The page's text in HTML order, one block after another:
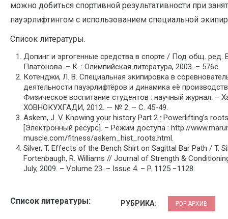
можно добиться спортивной результативности при
пауэрлифтингом с использованием специальной
Список литературы.
Допинг и эргогенные средства в спорте / Под общ. ред.
Платонова. – К. : Олимпийская литература, 2003. – 576с.
Котенджи, Л. В. Специальная экипировка в
деятельности пауэрлифтёров и динамика её
Физическое воспитание студентов : научный журнал. –
ХОВНОКУХГАДИ, 2012. — № 2. – С. 45-49.
Askem, J. V. Knowing your history Part 2 : Powerlifting’s
[Электронный ресурс]. – Режим доступа : http://
muscle.com/fitness/askem_hist_roots.html.
Silver, T. Effects of the Bench Shirt on Sagittal Bar Path / T.
Fortenbaugh, R. Williams // Journаl of Strеngth &
July, 2009. – Volume 23. – Issue 4. – P. 1125 −1128.
Список литературы: РУБРИКА: PDF АРХИВ